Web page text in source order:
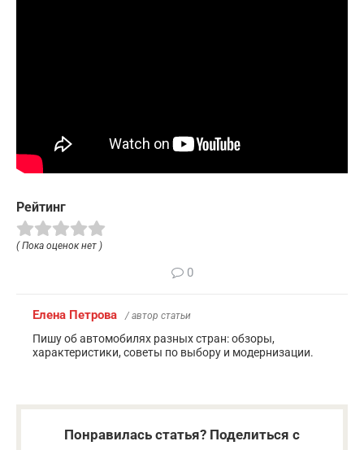
Рейтинг
( Пока оценок нет )
0
Елена Петрова / автор статьи
Пишу об автомобилях разных стран: обзоры,
характеристики, советы по выбору и модернизации.
Понравилась статья? Поделиться с